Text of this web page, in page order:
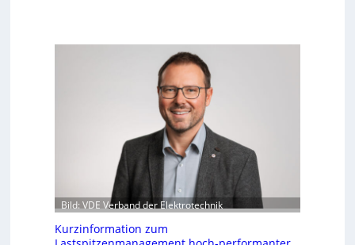
Bild: VDE Verband der Elektrotechnik
Kurzinformation zum